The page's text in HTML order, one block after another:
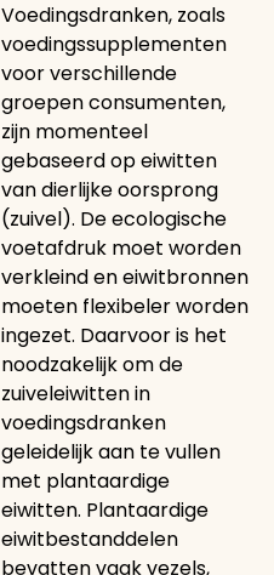
Voedingsdranken, zoals
voedingssupplementen
voor verschillende
groepen consumenten,
zijn momenteel
gebaseerd op eiwitten
van dierlijke oorsprong
(zuivel). De ecologische
voetafdruk moet worden
verkleind en eiwitbronnen
moeten flexibeler worden
ingezet. Daarvoor is het
noodzakelijk om de
zuiveleiwitten in
voedingsdranken
geleidelijk aan te vullen
met plantaardige
eiwitten. Plantaardige
eiwitbestanddelen
bevatten vaak vezels,